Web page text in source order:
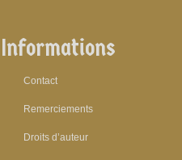
Informations
Contact
Remerciements
Droits d’auteur